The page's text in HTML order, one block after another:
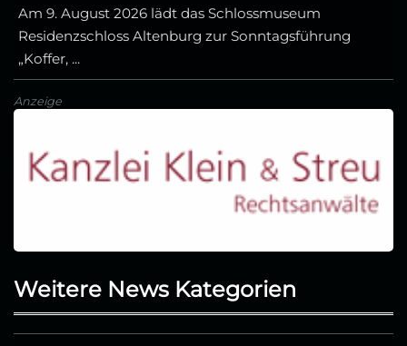
Am 9. August 2026 lädt das Schlossmuseum
Residenzschloss Altenburg zur Sonntagsführung
„Koffer, ...
Anzeige
Weitere News Kategorien